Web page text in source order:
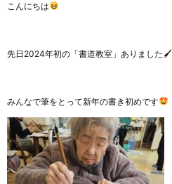
こんにちは
先日2024年初の「書道教室」ありました🖌
みんなで筆をとって新年の書き初めです